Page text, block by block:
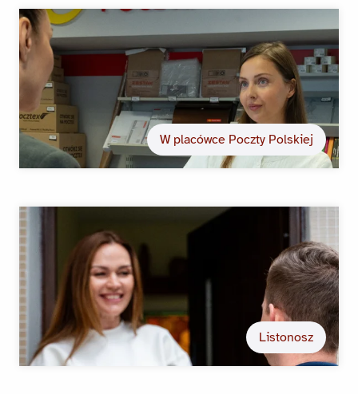
W placówce Poczty Polskiej
Listonosz